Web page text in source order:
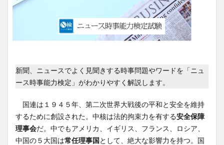
新聞、ニュースでよく見聞きする時事問題やワードを「ニュ
ース時事能力検定」がわかりやすく解説します。
国連は１９４５年、第二次世界大戦後の平和と安全を維持
するために創設された。中核は法的拘束力を有する安全保障
理事会だ。中でもアメリカ、イギリス、フランス、ロシア、
中国の５大国は常任理事国として、絶大な影響力を持つ。国